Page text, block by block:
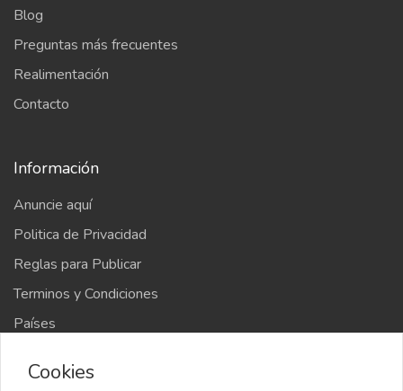
Blog
Preguntas más frecuentes
Realimentación
Contacto
Información
Anuncie aquí
Politica de Privacidad
Reglas para Publicar
Terminos y Condiciones
Países
Cookies